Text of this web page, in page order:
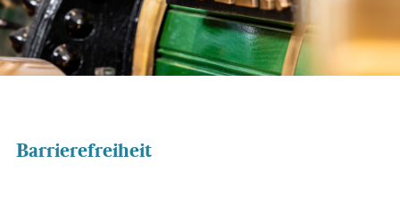
Barrierefreiheit